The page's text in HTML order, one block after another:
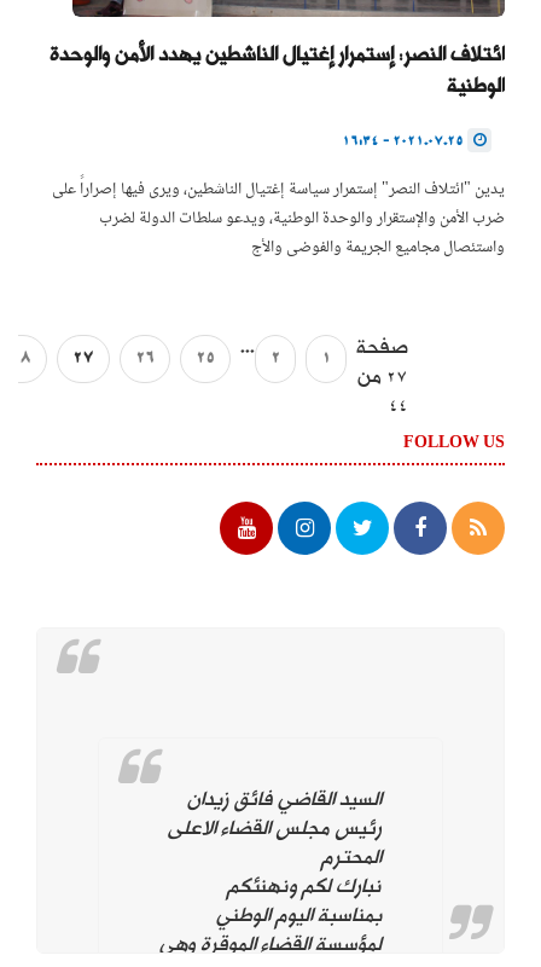
ائتلاف النصر: إستمرار إغتيال الناشطين يهدد الأمن والوحدة
الوطنية
يدين "ائتلاف النصر" إستمرار سياسة إغتيال الناشطين، ويرى فيها إصراراً على
ضرب الأمن والإستقرار والوحدة الوطنية، ويدعو سلطات الدولة لضرب
واستئصال مجاميع الجريمة والفوضى والأج
صفحة
27 من
44
1
2
...
25
26
27
28
FOLLOW US
السيد القاضي فائق زيدان
رئيس مجلس القضاء الاعلى
المحترم
نبارك لكم ونهنئكم
بمناسبة اليوم الوطني
لمؤسسة القضاء الموقرة وهي